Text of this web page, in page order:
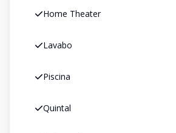
Home Theater
Lavabo
Piscina
Quintal